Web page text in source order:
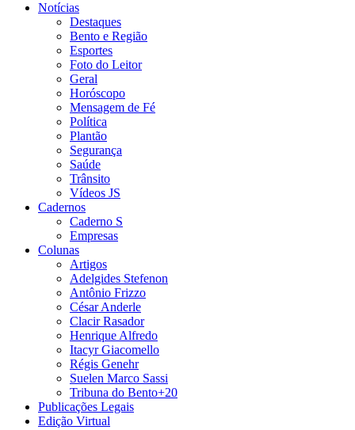
Notícias
Destaques
Bento e Região
Esportes
Foto do Leitor
Geral
Horóscopo
Mensagem de Fé
Política
Plantão
Segurança
Saúde
Trânsito
Vídeos JS
Cadernos
Caderno S
Empresas
Colunas
Artigos
Adelgides Stefenon
Antônio Frizzo
César Anderle
Clacir Rasador
Henrique Alfredo
Itacyr Giacomello
Régis Genehr
Suelen Marco Sassi
Tribuna do Bento+20
Publicações Legais
Edição Virtual